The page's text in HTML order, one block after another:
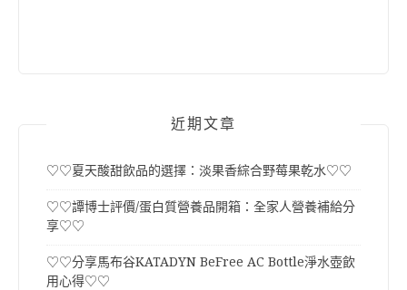
近期文章
♡♡夏天酸甜飲品的選擇：淡果香綜合野莓果乾水♡♡
♡♡譚博士評價/蛋白質營養品開箱：全家人營養補給分
享♡♡
♡♡分享馬布谷KATADYN BeFree AC Bottle淨水壺飲
用心得♡♡